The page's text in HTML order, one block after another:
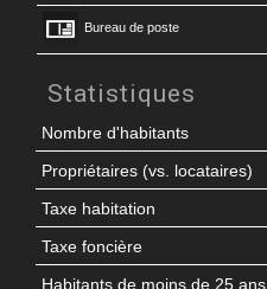
Bureau de poste
Statistiques
Nombre d'habitants
Propriétaires (vs. locataires)
Taxe habitation
Taxe foncière
Habitants de moins de 25 ans